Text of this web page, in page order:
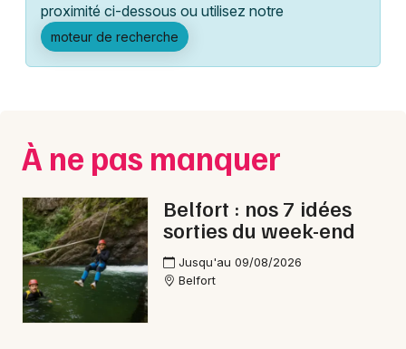
Activité & Expérience
Manifestations
Spectacles
Concerts
Sports
Soirées
Sorties famille
Lyon
Marseille
Nantes
Nice
Paris
Strasbourg
Toulouse
proximité ci-dessous ou utilisez notre
moteur de recherche
À ne pas manquer
Belfort : nos 7 idées
sorties du week-end
Jusqu'au 09/08/2026
Belfort